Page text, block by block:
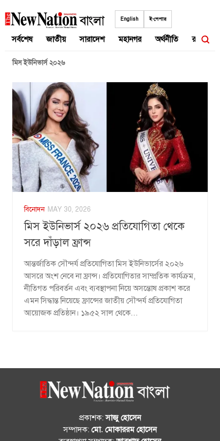
to
English ই-পেপার
সর্বশেষ জাতীয় সারাদেশ মহানগর অর্থনীতি রাজনীতি
মিস ইউনিভার্স ২০২৬
বিনোদন MAY 30, 2026
মিস ইউনিভার্স ২০২৬ প্রতিযোগিতা থেকে
সরে দাঁড়াল ফ্রান্স
আন্তর্জাতিক সৌন্দর্য প্রতিযোগিতা মিস ইউনিভার্সের ২০২৬
আসরে অংশ নেবে না ফ্রান্স। প্রতিযোগিতার সাম্প্রতিক কার্যক্রম,
নীতিগত পরিবর্তন এবং ব্যবস্থাপনা নিয়ে অসন্তোষ প্রকাশ করে
এমন সিদ্ধান্ত নিয়েছে ফ্রান্সের জাতীয় সৌন্দর্য প্রতিযোগিতা
আয়োজক প্রতিষ্ঠান। ১৯৫২ সাল থেকে...
প্রকাশক:সাজু হোসেন
সম্পাদক: মো. মোকাররম হোসেন